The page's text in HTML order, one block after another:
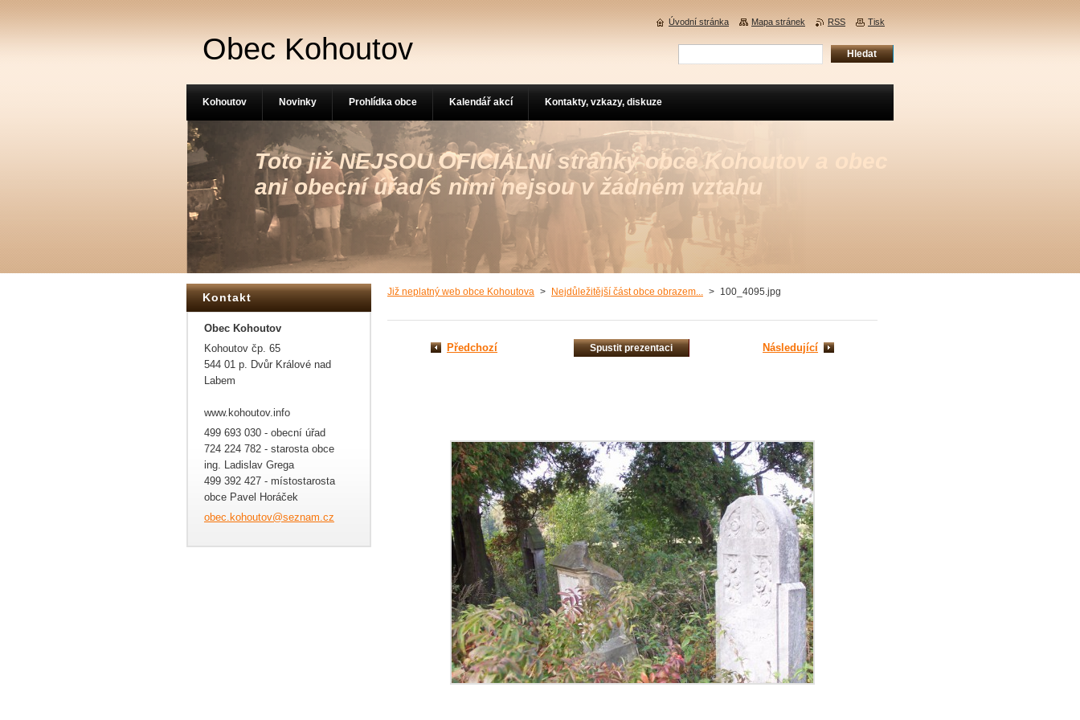
Obec Kohoutov
Toto již NEJSOU OFICIÁLNÍ stránky obce Kohoutov a obec
ani obecní úřad s nimi nejsou v žádném vztahu
Již neplatný web obce Kohoutova > Nejdůležitější část obce obrazem... > 100_4095.jpg
Předchozí Spustit prezentaci Následující
Kontakt
Obec Kohoutov
Kohoutov čp. 65
544 01 p. Dvůr Králové nad
Labem
www.kohoutov.info
499 693 030 - obecní úřad
724 224 782 - starosta obce
ing. Ladislav Grega
499 392 427 - místostarosta
obce Pavel Horáček
obec.kohoutov@seznam.cz
Kohoutov Novinky Prohlídka obce Kalendář akcí Kontakty, vzkazy, diskuze
Úvodní stránka Mapa stránek RSS Tisk